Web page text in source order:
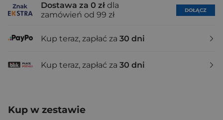
Dostawa za 0 zł dla
zamówień od 99 zł
DOŁĄCZ
Kup teraz, zapłać za 30 dni
Kup teraz, zapłać za 30 dni
Kup w zestawie